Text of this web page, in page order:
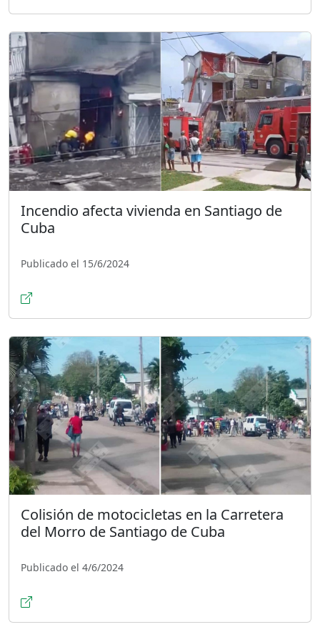
Incendio afecta vivienda en Santiago de
Cuba
Publicado el 15/6/2024
Colisión de motocicletas en la Carretera
del Morro de Santiago de Cuba
Publicado el 4/6/2024